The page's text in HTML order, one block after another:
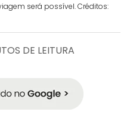
será possível. Créditos:
DE LEITURA